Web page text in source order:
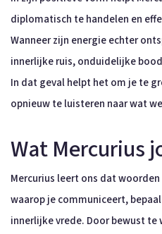
diplomatisch te handelen en
Wanneer zijn energie echter
innerlijke ruis, onduidelijke
In dat geval helpt het om je te
opnieuw te luisteren naar wat
Wat Mercurius
Mercurius leert ons dat
waarop je communiceert,
innerlijke vrede. Door bewust te